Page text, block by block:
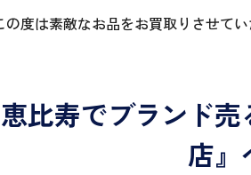
の度は素敵なお品をお買取りさせて
比寿でブランド
店』